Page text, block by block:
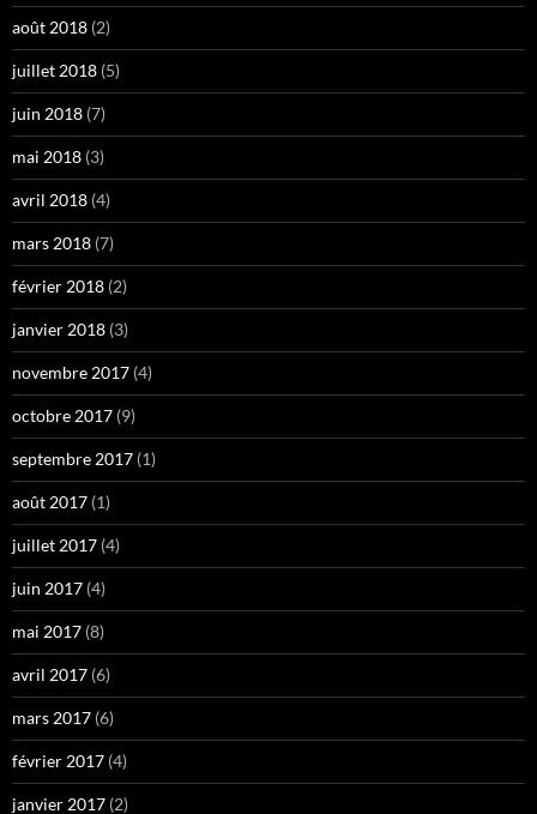
août 2018 (2)
juillet 2018 (5)
juin 2018 (7)
mai 2018 (3)
avril 2018 (4)
mars 2018 (7)
février 2018 (2)
janvier 2018 (3)
novembre 2017 (4)
octobre 2017 (9)
septembre 2017 (1)
août 2017 (1)
juillet 2017 (4)
juin 2017 (4)
mai 2017 (8)
avril 2017 (6)
mars 2017 (6)
février 2017 (4)
janvier 2017 (2)